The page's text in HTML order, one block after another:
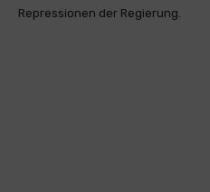
Repressionen der Regierung.